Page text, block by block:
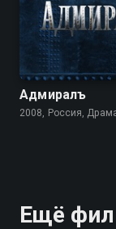
Адмиралъ
2008, Россия,
Ещё